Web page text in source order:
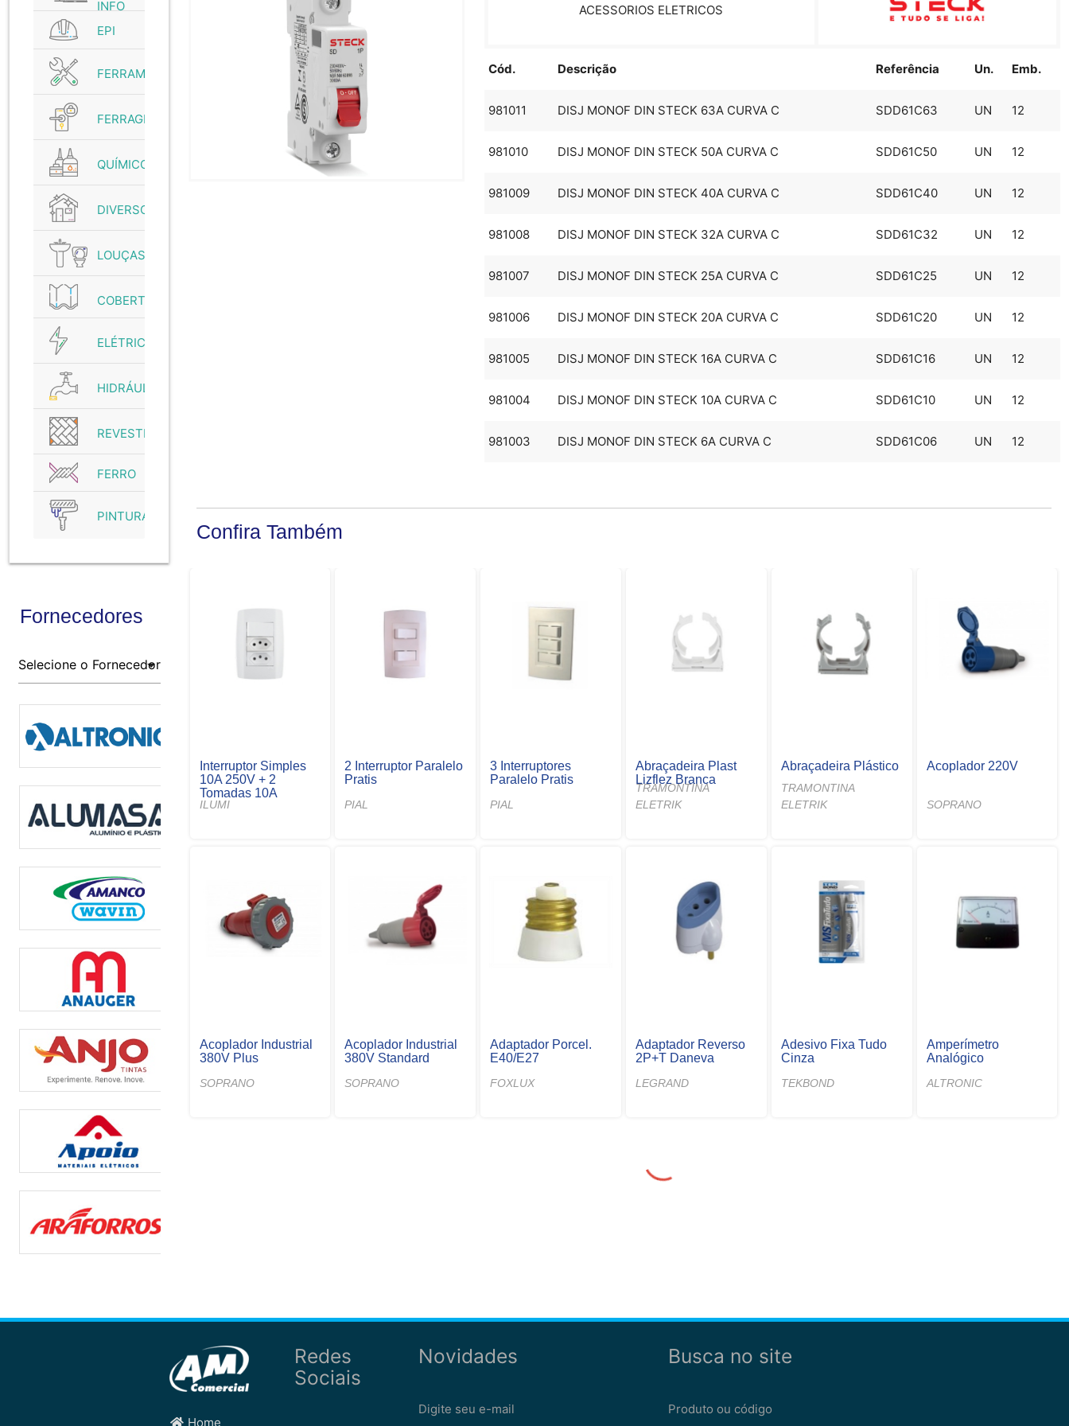
INFO
EPI
FERRAMENTAS
FERRAGENS
QUÍMICO
DIVERSOS
LOUÇAS
COBERTURAS
ELÉTRICO
HIDRÁULICO
REVESTIMENTO
FERRO
PINTURA
Fornecedores
ACESSORIOS ELETRICOS
Cód. Descrição Referência Un. Emb.
981011 DISJ MONOF DIN STECK 63A CURVA C SDD61C63 UN 12
981010 DISJ MONOF DIN STECK 50A CURVA C SDD61C50 UN 12
981009 DISJ MONOF DIN STECK 40A CURVA C SDD61C40 UN 12
981008 DISJ MONOF DIN STECK 32A CURVA C SDD61C32 UN 12
981007 DISJ MONOF DIN STECK 25A CURVA C SDD61C25 UN 12
981006 DISJ MONOF DIN STECK 20A CURVA C SDD61C20 UN 12
981005 DISJ MONOF DIN STECK 16A CURVA C SDD61C16 UN 12
981004 DISJ MONOF DIN STECK 10A CURVA C SDD61C10 UN 12
981003 DISJ MONOF DIN STECK 6A CURVA C SDD61C06 UN 12
Confira Também
Interruptor Simples
10A 250V + 2
Tomadas 10A
ILUMI
2 Interruptor Paralelo
Pratis
PIAL
3 Interruptores
Paralelo Pratis
PIAL
Abraçadeira Plast
Lizflez Branca
TRAMONTINA
ELETRIK
Abraçadeira Plástico
TRAMONTINA
ELETRIK
Acoplador 220V
SOPRANO
Acoplador Industrial
380V Plus
SOPRANO
Acoplador Industrial
380V Standard
SOPRANO
Adaptador Porcel.
E40/E27
FOXLUX
Adaptador Reverso
2P+T Daneva
LEGRAND
Adesivo Fixa Tudo
Cinza
TEKBOND
Amperímetro
Analógico
ALTRONIC
Home
Redes
Sociais
Novidades
Digite seu e-mail
Busca no site
Produto ou código